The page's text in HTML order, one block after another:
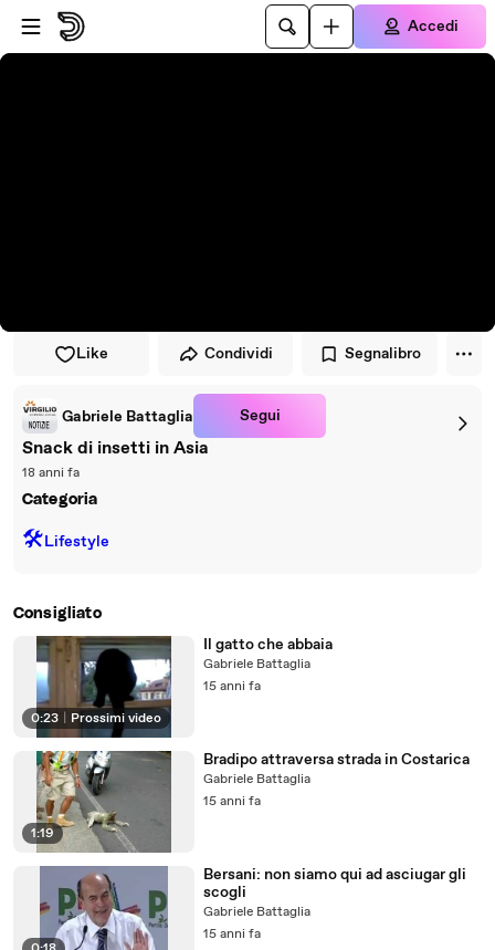
Vai al lettore
Passa al contenuto principale
Accedi
Like Condividi Segnalibro
Gabriele Battaglia Segui
Snack di insetti in Asia
18 anni fa
Categoria
🛠️Lifestyle
Consigliato
0:23 Prossimi video
Il gatto che abbaia
Gabriele Battaglia
15 anni fa
1:19
Bradipo attraversa strada in Costarica
Gabriele Battaglia
15 anni fa
Bersani: non siamo qui ad asciugar gli
scogli
Gabriele Battaglia
15 anni fa